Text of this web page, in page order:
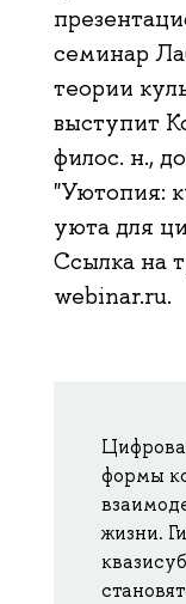
семинар
теории
выступит
филос. н.,
"Уютопия:
уюта для
Ссылка на
webinar.ru.
формы
жизни.